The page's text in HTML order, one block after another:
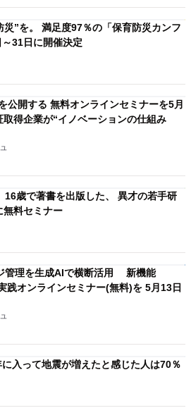
”を。 満足度97％の「保育防災カンフ
31日に開催決定
公開する 無料オンラインセミナーを5月
得企業が“イノベーションの仕組み
16歳で著書を出版した、 異才の若手研
無料セミナー
管理を生成AIで横断活用 新機能
践オンラインセミナー(無料)を 5月13日
に入って地震が増えたと感じた人は70％